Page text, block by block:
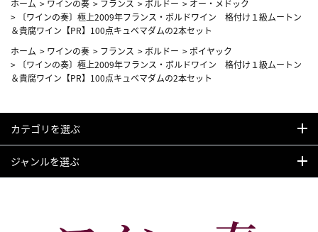
ホーム > ワインの奏 > フランス > ボルドー > オー・メドック
>
〔ワインの奏〕極上2009年フランス・ボルドワイン 格付け１級ムートン
＆貴腐ワイン【PR】100点キュベマダムの2本セット
ホーム > ワインの奏 > フランス > ボルドー > ポイヤック
>
〔ワインの奏〕極上2009年フランス・ボルドワイン 格付け１級ムートン
＆貴腐ワイン【PR】100点キュベマダムの2本セット
カテゴリを選ぶ
ジャンルを選ぶ